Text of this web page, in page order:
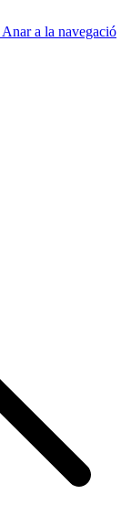
Anar a la navegació